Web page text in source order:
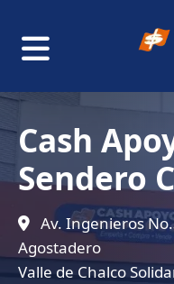
Cash
Sendero
Av. Ingenieros
Agostadero
Valle de Chalco